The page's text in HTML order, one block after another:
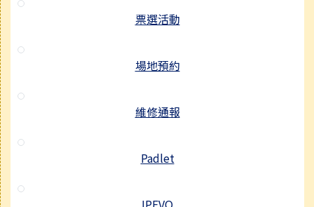
票選活動
場地預約
維修通報
Padlet